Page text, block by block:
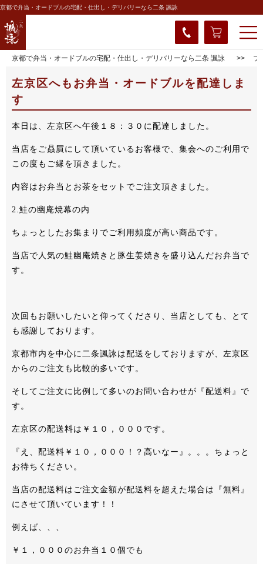
京都で弁当・オードブルの宅配・仕出し・デリバリーなら二条 諷詠
京都で弁当・オードブルの宅配・仕出し・デリバリーなら二条 諷詠 ブ
左京区へもお弁当・オードブルを配達しま
す
本日は、左京区へ午後１８：３０に配達しました。
当店をご贔屓にして頂いているお客様で、集会へのご利用で
この度もご縁を頂きました。
内容はお弁当とお茶をセットでご注文頂きました。
2.鮭の幽庵焼幕の内
ちょっとしたお集まりでご利用頻度が高い商品です。
当店で人気の鮭幽庵焼きと豚生姜焼きを盛り込んだお弁当で
す。
次回もお願いしたいと仰ってくださり、当店としても、とて
も感謝しております。
京都市内を中心に二条諷詠は配送をしておりますが、左京区
からのご注文も比較的多いです。
そしてご注文に比例して多いのお問い合わせが『配送料』で
す。
左京区の配送料は￥１０，０００です。
『え、配送料￥１０，０００！？高いなー』。。。ちょっと
お待ちください。
当店の配送料はご注文金額が配送料を超えた場合は『無料』
にさせて頂いています！！
例えば、、、
￥１，０００のお弁当１０個でも